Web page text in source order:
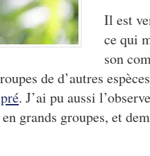
Il est
ce qui
son
de d’autres
. J’ai pu aussi
grands groupes, et